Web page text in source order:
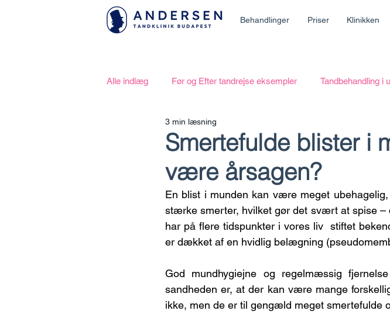
Behandlinger Priser Klinikken
Alle indlæg Før og Efter tandrejse eksempler Tandbehandling i
Smertefulde blister i
være årsagen?
3 min læsning
En blist i munden kan være meget
stærke smerter, hvilket gør det svært at spise –
har på flere tidspunkter i vores liv  stiftet
er dækket af en hvidlig belægning
God mundhygiejne og regelmæssig
sandheden er, at der kan være mange
ikke, men de er til gengæld meget smertefulde